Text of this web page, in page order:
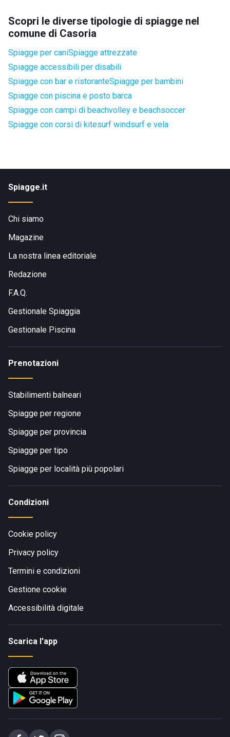
Scopri le diverse tipologie di spiagge nel
comune di Casoria
Spiagge per caniSpiagge attrezzate
Spiagge accessibili per disabili
Spiagge con bar e ristoranteSpiagge per bambini
Spiagge con piscina e posto barca
Spiagge con campi di beachvolley e beachsoccer
Spiagge con corsi di kitesurf windsurf e vela
Spiagge.it
Chi siamo
Magazine
La nostra linea editoriale
Redazione
F.A.Q.
Gestionale Spiaggia
Gestionale Piscina
Prenotazioni
Stabilimenti balneari
Spiagge per regione
Spiagge per provincia
Spiagge per tipo
Spiagge per località più popolari
Condizioni
Cookie policy
Privacy policy
Termini e condizioni
Gestione cookie
Accessibilità digitale
Scarica l'app